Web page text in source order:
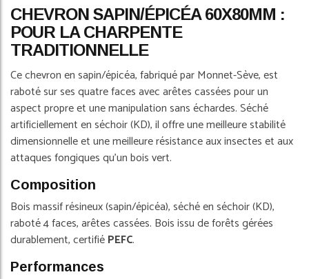
CHEVRON SAPIN/ÉPICÉA 60X80MM :
POUR LA CHARPENTE
TRADITIONNELLE
Ce chevron en sapin/épicéa, fabriqué par Monnet-Sève, est
raboté sur ses quatre faces avec arêtes cassées pour un
aspect propre et une manipulation sans échardes. Séché
artificiellement en séchoir (KD), il offre une meilleure stabilité
dimensionnelle et une meilleure résistance aux insectes et aux
attaques fongiques qu'un bois vert.
Composition
Bois massif résineux (sapin/épicéa), séché en séchoir (KD),
raboté 4 faces, arêtes cassées. Bois issu de forêts gérées
durablement, certifiéPEFC.
Performances